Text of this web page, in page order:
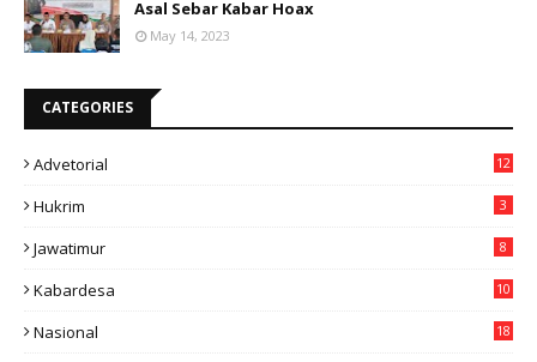
Asal Sebar Kabar Hoax
May 14, 2023
CATEGORIES
Advetorial 12
Hukrim 3
Jawatimur 8
Kabardesa
10
Nasional
18